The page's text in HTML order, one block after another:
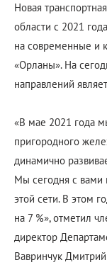
Новая
области с 2021
на современные и
«Орланы». На
направлений
«В мае 2021 года
пригородного
динамично
Мы сегодня с вами
этой сети. В этом
на 7 %», отметил
директор
Вавринчук